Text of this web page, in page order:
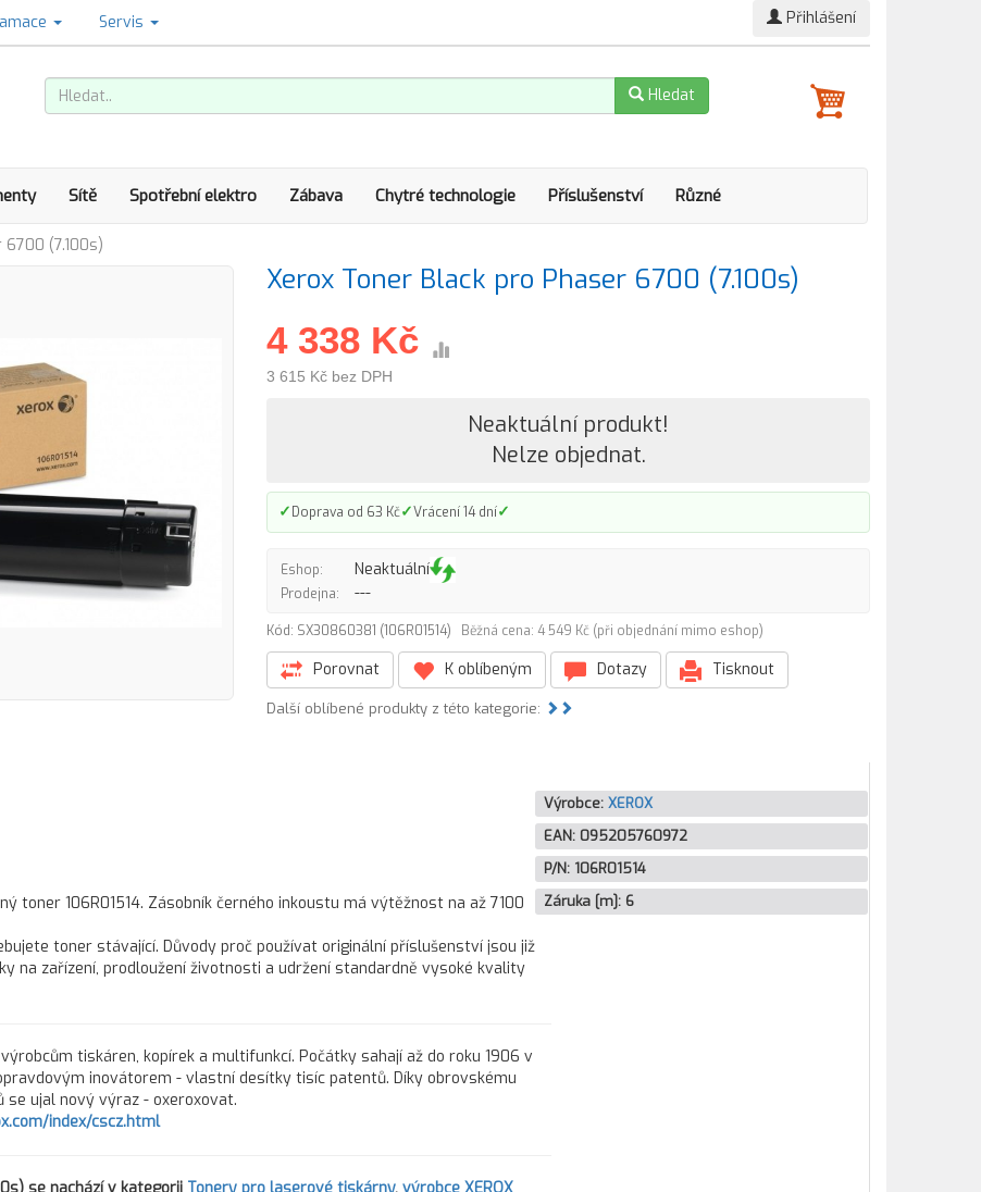
Servis Přihlášení
Hledat
Sítě Spotřební elektro Zábava Chytré technologie Příslušenství Různé
(7.100s)
Xerox Toner Black pro Phaser 6700 (7.100s)
4 338 Kč
3 615 Kč bez DPH
Neaktuální produkt!
Nelze objednat.
✓Doprava od 63 Kč✓Vrácení 14 dní✓
Eshop: Neaktuální
Prodejna: ---
Kód: SX30860381 (106R01514) Běžná cena: 4 549 Kč (při objednání mimo eshop)
Porovnat K oblíbeným Dotazy Tisknout
Další oblíbené produkty z této kategorie:
toner 106R01514. Zásobník černého inkoustu má výtěžnost na až 7100
toner stávající. Důvody proč používat originální příslušenství jsou již
na zařízení, prodloužení životnosti a udržení standardně vysoké kvality
tiskáren, kopírek a multifunkcí. Počátky sahají až do roku 1906 v
inovátorem - vlastní desítky tisíc patentů. Díky obrovskému
se ujal nový výraz - oxeroxovat.
index/cscz.html
Výrobce: XEROX
EAN: 095205760972
P/N: 106R01514
Záruka [m]: 6